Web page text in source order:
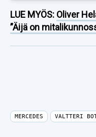
LUE MYÖS: Oliver
”Äijä on
MERCEDES VALTTERI